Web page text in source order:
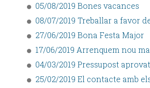
05/08/2019 Bones vacances
08/07/2019 Treballar a favor
27/06/2019 Bona Festa Major
17/06/2019 Arrenquem nou
04/03/2019 Pressupost aprovat
25/02/2019 El contacte amb